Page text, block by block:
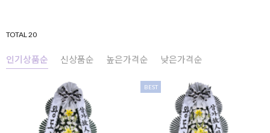
TOTAL 20
인기상품순 신상품순 높은가격순 낮은가격순
BEST